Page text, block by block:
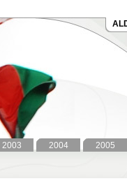
2005
2004
2003